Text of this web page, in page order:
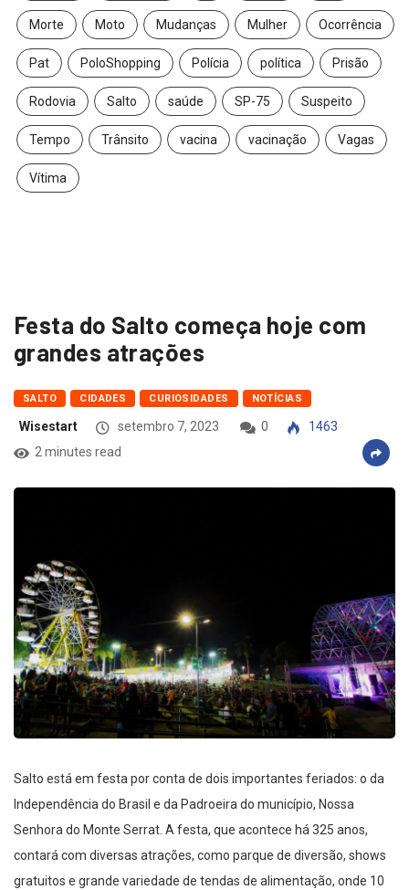
Morte Moto Mudanças Mulher Ocorrência
Pat PoloShopping Polícia política Prisão
Rodovia Salto saúde SP-75 Suspeito
Tempo Trânsito vacina vacinação Vagas
Vítima
Festa do Salto começa hoje com
grandes atrações
SALTO CIDADES CURIOSIDADES NOTÍCIAS
Wisestart setembro 7, 2023 0
1463
2 minutes read
Salto está em festa por conta de dois importantes feriados: o da
Independência do Brasil e da Padroeira do município, Nossa
Senhora do Monte Serrat. A festa, que acontece há 325 anos,
contará com diversas atrações, como parque de diversão, shows
gratuitos e grande variedade de tendas de alimentação, onde 10